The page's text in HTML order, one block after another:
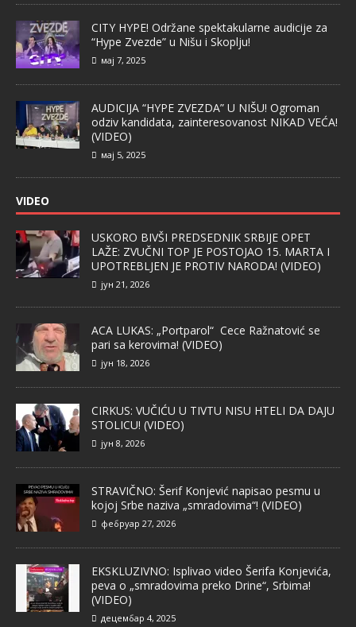
CITY HYPE! Održane spektakularne audicije za
“Hype Zvezde” u Nišu i Skoplju!
мај 7, 2025
AUDICIJA “HYPE ZVEZDA” U NIŠU! Ogroman
odziv kandidata, zainteresovanost NIKAD VEĆA!
(VIDEO)
мај 5, 2025
VIDEO
USKORO BIVŠI PREDSEDNIK SRBIJE OPET
LAŽE: ZVUČNI TOP JE POSTOJAO 15. MARTA I
UPOTREBLJEN JE PROTIV NARODA! (VIDEO)
јун 21, 2026
ACA LUKAS: „Portparol“ Cece Ražnatović se
pari sa kerovima! (VIDEO)
јун 18, 2026
CIRKUS: VUČIĆU U TIVTU NISU HTELI DA DAJU
STOLICU! (VIDEO)
јун 8, 2026
STRAVIČNO: Šerif Konjević napisao pesmu u
kojoj Srbe naziva „smradovima“! (VIDEO)
фебруар 27, 2026
EKSKLUZIVNO: Isplivao video Šerifa Konjevića,
peva o „smradovima preko Drine“, Srbima!
(VIDEO)
децембар 4, 2025